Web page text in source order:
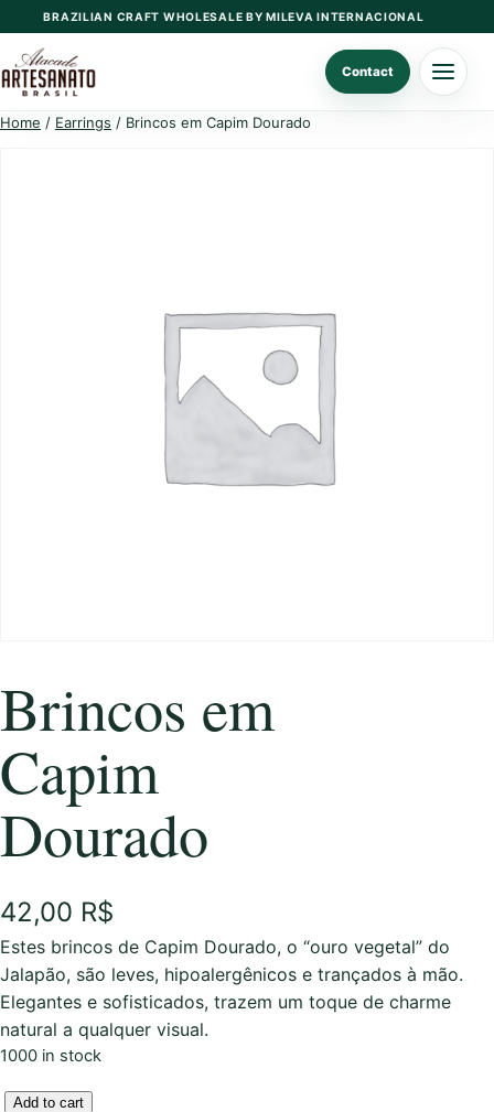
to
content
BRAZILIAN CRAFT WHOLESALE BY MILEVA INTERNACIONAL
Contact
Home / Earrings / Brincos em Capim Dourado
Brincos em
Capim
Dourado
42,00 R$
Estes brincos de Capim Dourado, o “ouro vegetal” do
Jalapão, são leves, hipoalergênicos e trançados à mão.
Elegantes e sofisticados, trazem um toque de charme
natural a qualquer visual.
1000 in stock
Add to cart